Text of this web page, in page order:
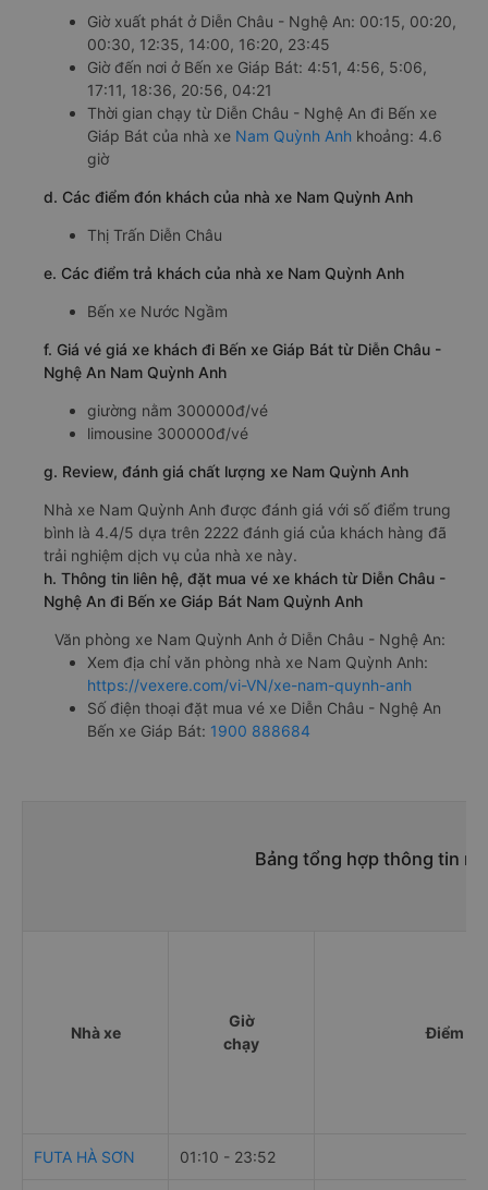
Giờ xuất phát ở Diễn Châu - Nghệ An: 00:15, 00:20,
00:30, 12:35, 14:00, 16:20, 23:45
Giờ đến nơi ở Bến xe Giáp Bát: 4:51, 4:56, 5:06,
17:11, 18:36, 20:56, 04:21
Thời gian chạy từ Diễn Châu - Nghệ An đi Bến xe
Giáp Bát của nhà xe Nam Quỳnh Anh khoảng: 4.6
giờ
d. Các điểm đón khách của nhà xe Nam Quỳnh Anh
Thị Trấn Diễn Châu
e. Các điểm trả khách của nhà xe Nam Quỳnh Anh
Bến xe Nước Ngầm
f. Giá vé giá xe khách đi Bến xe Giáp Bát từ Diễn Châu -
Nghệ An Nam Quỳnh Anh
giường nằm 300000đ/vé
limousine 300000đ/vé
g. Review, đánh giá chất lượng xe Nam Quỳnh Anh
Nhà xe Nam Quỳnh Anh được đánh giá với số điểm trung
bình là 4.4/5 dựa trên 2222 đánh giá của khách hàng đã
trải nghiệm dịch vụ của nhà xe này.
h. Thông tin liên hệ, đặt mua vé xe khách từ Diễn Châu -
Nghệ An đi Bến xe Giáp Bát Nam Quỳnh Anh
Văn phòng xe Nam Quỳnh Anh ở Diễn Châu - Nghệ An:
Xem địa chỉ văn phòng nhà xe Nam Quỳnh Anh:
https://vexere.com/vi-VN/xe-nam-quynh-anh
Số điện thoại đặt mua vé xe Diễn Châu - Nghệ An
Bến xe Giáp Bát: 1900 888684
Bảng tổng hợp thông tin
Nhà xe
Giờ
chạy
Điểm đi
FUTA HÀ SƠN 01:10 - 23:52